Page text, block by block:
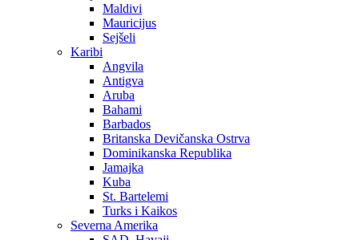
Maldivi
Mauricijus
Sejšeli
Karibi
Angvila
Antigva
Aruba
Bahami
Barbados
Britanska Devičanska Ostrva
Dominikanska Republika
Jamajka
Kuba
St. Bartelemi
Turks i Kaikos
Severna Amerika